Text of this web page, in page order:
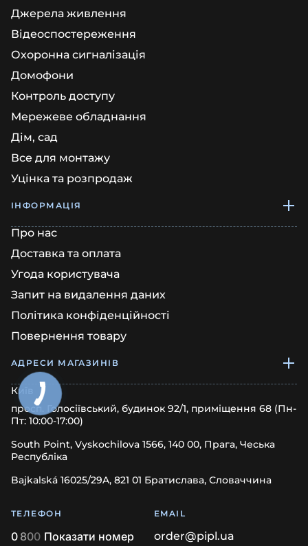
Джерела живлення
Відеоспостереження
Охоронна сигналізація
Домофони
Контроль доступу
Мережеве обладнання
Дім, сад
Все для монтажу
Уцінка та розпродаж
ІНФОРМАЦІЯ
Про нас
Доставка та оплата
Угода користувача
Запит на видалення даних
Політика конфіденційності
Повернення товару
АДРЕСИ МАГАЗИНІВ
Київ
просп. Голосіївський, будинок 92/1, приміщення 68 (Пн-
Пт: 10:00-17:00)
South Point, Vyskochilova 1566, 140 00, Прага, Чеська
Республіка
Bajkalská 16025/29A, 821 01 Братислава, Словаччина
ТЕЛЕФОН
0 800 Показати номер
EMAIL
order@pipl.ua